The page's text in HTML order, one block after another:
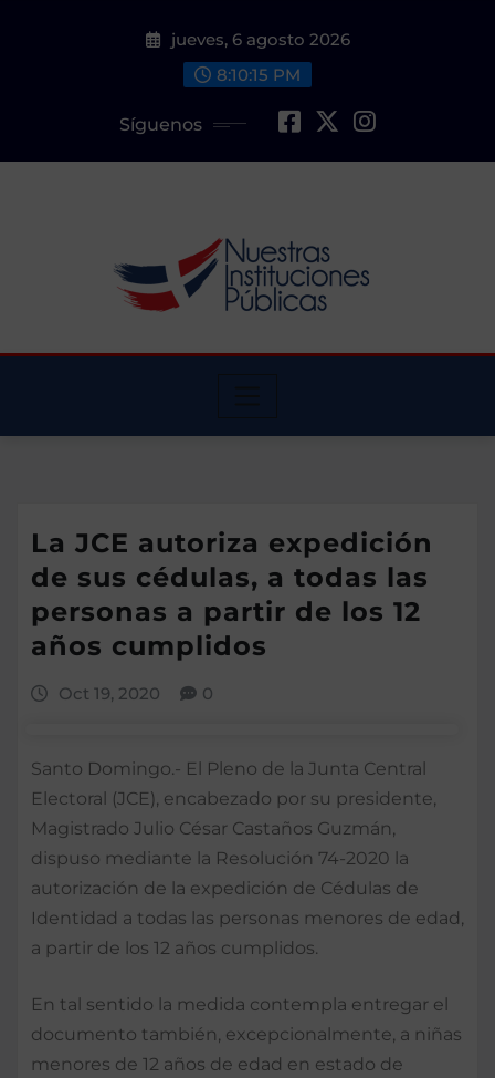
jueves, 6 agosto 2026
8:10:16 PM
Síguenos
La JCE autoriza expedición
de sus cédulas, a todas las
personas a partir de los 12
años cumplidos
Oct 19, 2020 0
Santo Domingo.- El Pleno de la Junta Central
Electoral (JCE), encabezado por su presidente,
Magistrado Julio César Castaños Guzmán,
dispuso mediante la Resolución 74-2020 la
autorización de la expedición de Cédulas de
Identidad a todas las personas menores de edad,
a partir de los 12 años cumplidos.
En tal sentido la medida contempla entregar el
documento también, excepcionalmente, a niñas
menores de 12 años de edad en estado de